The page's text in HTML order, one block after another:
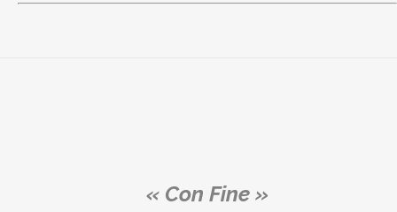
le
audio
« Con Fine »